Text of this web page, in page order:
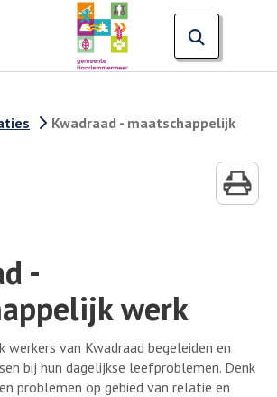
het
Kwadraad - maatschappelijk
-
werk
werkers van Kwadraad begeleiden en
bij hun dagelijkse leefproblemen. Denk
problemen op gebied van relatie en